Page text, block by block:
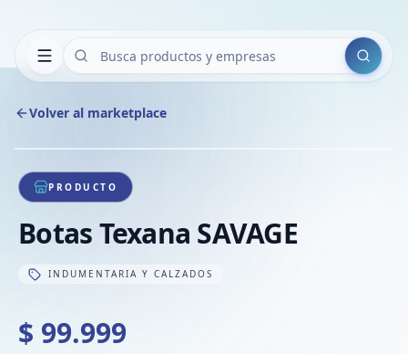
Buscar
Volver al marketplace
1/1
PRODUCTO
Botas Texana SAVAGE
INDUMENTARIA Y CALZADOS
$ 99.999